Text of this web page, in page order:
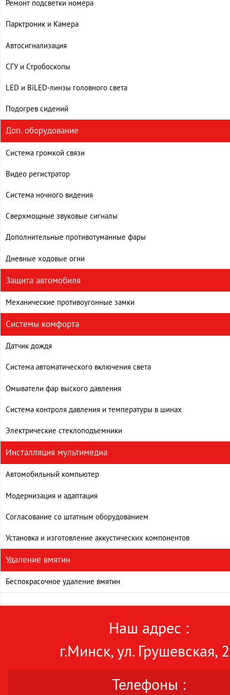
Ремонт подсветки номера
Парктроник и Камера
Автосигнализация
СГУ и Стробоскопы
LED и BiLED-линзы головного света
Подогрев сидений
Доп. оборудование
Система громкой связи
Видео регистратор
Система ночного видения
Сверхмощные звуковые сигналы
Дополнительные противотуманные фары
Дневные ходовые огни
Защита автомобиля
Механические противоугонные замки
Системы комфорта
Датчик дождя
Система автоматического включения света
Омыватели фар выского давления
Система контроля давления и температуры в шинах
Электрические стеклоподъемники
Инсталляция мультимедиа
Автомобильный компьютер
Модернизация и адаптация
Согласование со штатным оборудованием
Установка и изготовление аккустических компонентов
Удаление вмятин
Беспокрасочное удаление вмятин
Наш адрес :
г.Минск, ул. Грушевская,
Телефоны :